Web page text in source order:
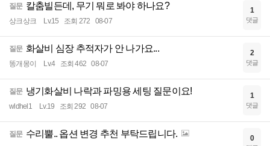
질문 칼춤빌든데, 무기 뭐로 봐야 하나요?
상크상크 Lv.15 조회 272 08-07
1
댓글
질문 화살비 심장 추적자가 안 나가요...
똥개몽이 Lv.4 조회 462 08-07
2
댓글
질문 냉기화살비 나락과 파밍용 세팅 질문이요!
wldhel1 Lv.19 조회 292 08-07
1
댓글
질문 수리뿔.. 옵션 변경 추천 부탁드립니다. 0